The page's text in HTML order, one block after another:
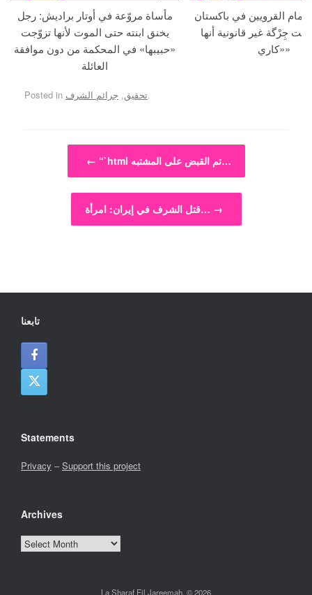
مأساة مروّعة في أوتار براديش: رجل
يخنق ابنته حتى الموت لأنها تزوّجت
«حبيبها» في المحكمة من دون موافقة
العائلة
أمام القرويين في باكستان
جِرْگة غير قانونية أنها
«كاري»
Posted in تحقيق, جرائم الشرف .
Post navigation
← “`html تم القبض على المشتبه…
قتل الشرف في إيران: امرأة… →
تابعنا
Statements
Privacy –Support this project
Archives
Archives
La Sharaf Fil Jareemah, © 2026